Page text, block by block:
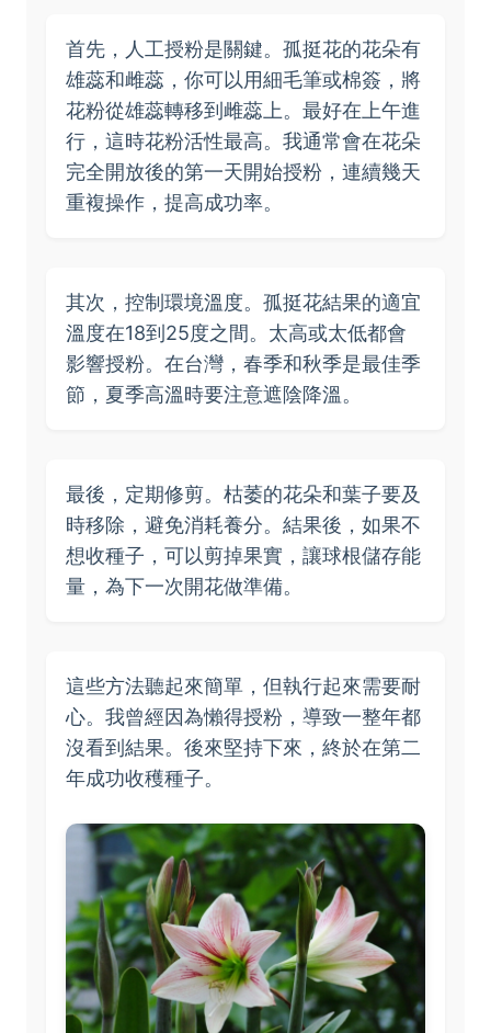
首先，人工授粉是關鍵。孤挺花的花朵有
雄蕊和雌蕊，你可以用細毛筆或棉簽，將
花粉從雄蕊轉移到雌蕊上。最好在上午進
行，這時花粉活性最高。我通常會在花朵
完全開放後的第一天開始授粉，連續幾天
重複操作，提高成功率。
其次，控制環境溫度。孤挺花結果的適宜
溫度在18到25度之間。太高或太低都會
影響授粉。在台灣，春季和秋季是最佳季
節，夏季高溫時要注意遮陰降溫。
最後，定期修剪。枯萎的花朵和葉子要及
時移除，避免消耗養分。結果後，如果不
想收種子，可以剪掉果實，讓球根儲存能
量，為下一次開花做準備。
這些方法聽起來簡單，但執行起來需要耐
心。我曾經因為懶得授粉，導致一整年都
沒看到結果。後來堅持下來，終於在第二
年成功收穫種子。